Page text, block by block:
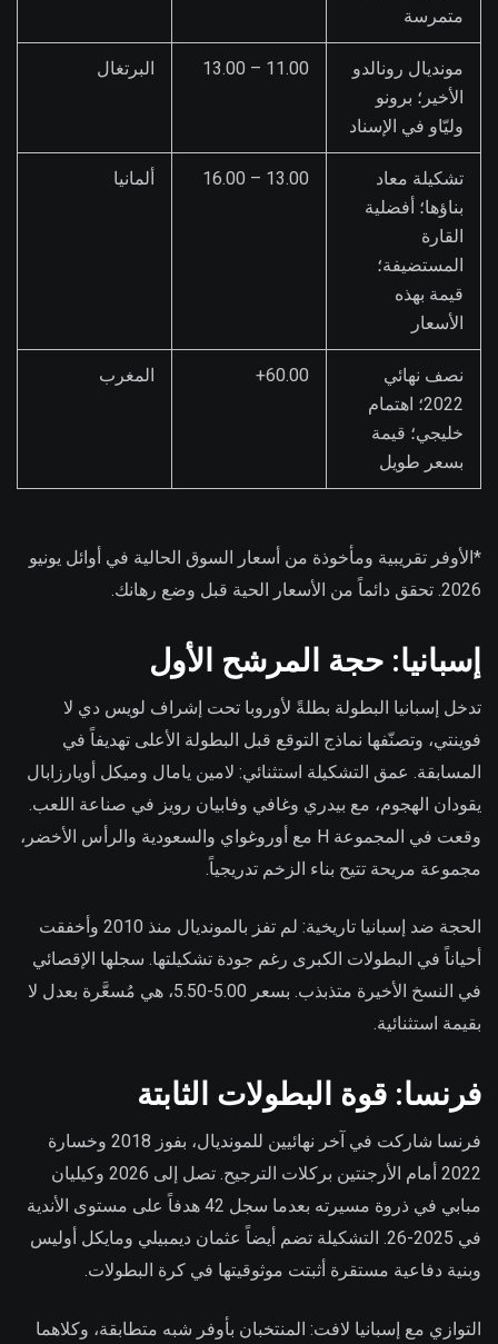
متمرسة
مونديال رونالدو
الأخير؛ برونو
وليّاو في الإسناد
11.00 – 13.00 البرتغال
تشكيلة معاد
بناؤها؛ أفضلية
القارة
المستضيفة؛
قيمة بهذه
الأسعار
13.00 – 16.00 ألمانيا
نصف نهائي
2022؛ اهتمام
خليجي؛ قيمة
بسعر طويل
60.00+ المغرب
*الأوفر تقريبية ومأخوذة من أسعار السوق الحالية في أوائل يونيو
2026. تحقق دائماً من الأسعار الحية قبل وضع رهانك.
إسبانيا: حجة المرشح الأول
تدخل إسبانيا البطولة بطلةً لأوروبا تحت إشراف لويس دي لا
فوينتي، وتصنّفها نماذج التوقع قبل البطولة الأعلى تهديفاً في
المسابقة. عمق التشكيلة استثنائي: لامين يامال وميكل أويارزابال
يقودان الهجوم، مع بيدري وغافي وفابيان رويز في صناعة اللعب.
وقعت في المجموعة H مع أوروغواي والسعودية والرأس الأخضر،
مجموعة مريحة تتيح بناء الزخم تدريجياً.
الحجة ضد إسبانيا تاريخية: لم تفز بالمونديال منذ 2010 وأخفقت
أحياناً في البطولات الكبرى رغم جودة تشكيلتها. سجلها الإقصائي
في النسخ الأخيرة متذبذب. بسعر 5.00-5.50، هي مُسعَّرة بعدل لا
بقيمة استثنائية.
فرنسا: قوة البطولات الثابتة
فرنسا شاركت في آخر نهائيين للمونديال، بفوز 2018 وخسارة
2022 أمام الأرجنتين بركلات الترجيح. تصل إلى 2026 وكيليان
مبابي في ذروة مسيرته بعدما سجل 42 هدفاً على مستوى الأندية
في 2025-26. التشكيلة تضم أيضاً عثمان ديمبيلي ومايكل أوليس
وبنية دفاعية مستقرة أثبتت موثوقيتها في كرة البطولات.
التوازي مع إسبانيا لافت: المنتخبان بأوفر شبه متطابقة، وكلاهما